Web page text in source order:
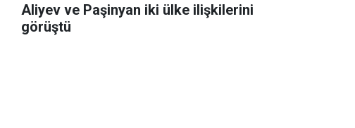
Aliyev ve Paşinyan iki ülke ilişkilerini
görüştü